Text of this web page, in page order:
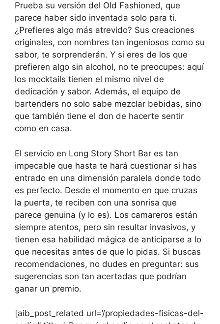
Prueba su versión del Old Fashioned, que
parece haber sido inventada solo para ti.
¿Prefieres algo más atrevido? Sus creaciones
originales, con nombres tan ingeniosos como su
sabor, te sorprenderán. Y si eres de los que
prefieren algo sin alcohol, no te preocupes: aquí
los mocktails tienen el mismo nivel de
dedicación y sabor. Además, el equipo de
bartenders no solo sabe mezclar bebidas, sino
que también tiene el don de hacerte sentir
como en casa.
El servicio en Long Story Short Bar es tan
impecable que hasta te hará cuestionar si has
entrado en una dimensión paralela donde todo
es perfecto. Desde el momento en que cruzas
la puerta, te reciben con una sonrisa que
parece genuina (y lo es). Los camareros están
siempre atentos, pero sin resultar invasivos, y
tienen esa habilidad mágica de anticiparse a lo
que necesitas antes de que lo pidas. Si buscas
recomendaciones, no dudes en preguntar: sus
sugerencias son tan acertadas que podrían
ganar un premio.
[aib_post_related url=’/propiedades-fisicas-del-